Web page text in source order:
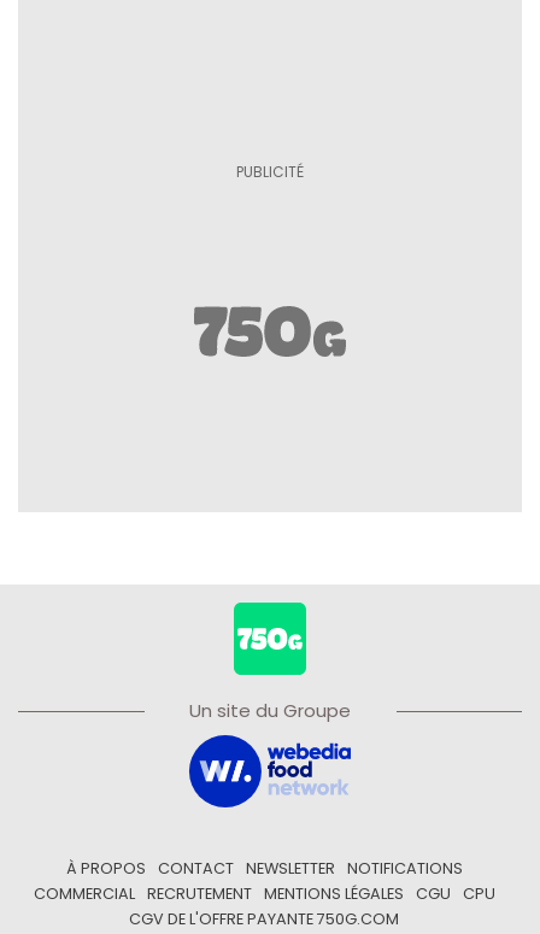
Un site du Groupe
À PROPOS CONTACT NEWSLETTER
NOTIFICATIONS
COMMERCIAL
RECRUTEMENT MENTIONS LÉGALES CGU
CPU
CGV DE L'OFFRE PAYANTE 750G.COM